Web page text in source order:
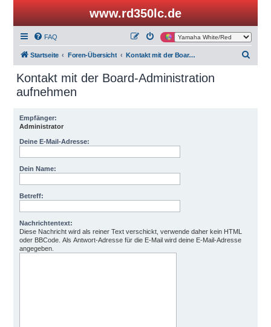
www.rd350lc.de
FAQ
Startseite Foren-Übersicht Kontakt mit der Board-Administration aufnehmen
Kontakt mit der Board-Administration
aufnehmen
Empfänger:
Administrator
Deine E-Mail-Adresse:
Dein Name:
Betreff:
Nachrichtentext:
Diese Nachricht wird als reiner Text verschickt, verwende daher kein HTML
oder BBCode. Als Antwort-Adresse für die E-Mail wird deine E-Mail-Adresse
angegeben.